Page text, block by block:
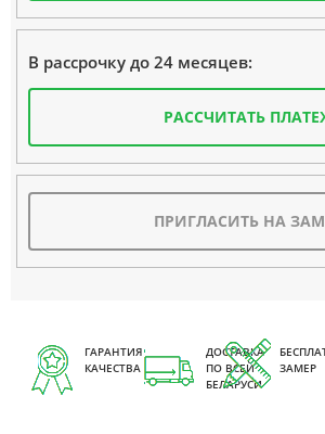
В рассрочку до 24 месяцев:
РАССЧИТАТЬ
ПРИГЛАСИТЬ НА
ГАРАНТИЯ
КАЧЕСТВА
ДОСТАВКА
ПО ВСЕЙ
БЕЛАРУСИ
ЗАМЕР